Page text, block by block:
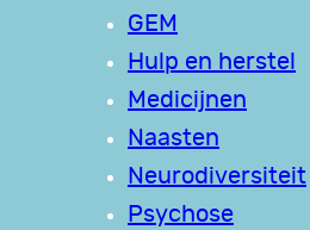
GEM
Hulp en herstel
Medicijnen
Naasten
Neurodiversiteit
Psychose